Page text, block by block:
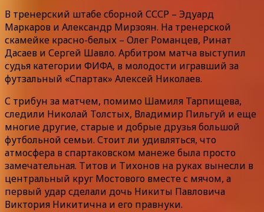
В тренерский штабе сборной СССР – Эдуард
Маркаров и Александр Мирзоян. На тренерской
скамейке красно-белых – Олег Романцев, Ринат
Дасаев и Сергей Шавло. Арбитром матча выступил
судья категории ФИФА, в молодости игравший за
футзальный «Спартак» Алексей Николаев.
С трибун за матчем, помимо Шамиля Тарпищева,
следили Николай Толстых, Владимир Пильгуй и еще
многие другие, старые и добрые друзья большой
футбольной семьи. Стоит ли удивляться, что
атмосфера в спартаковском манеже была просто
замечательная. Титов и Тихонов на руках вынесли в
центральный круг Мостового вместе с мячом, а
первый удар сделали дочь Никиты Павловича
Виктория Никитична и его правнуки.